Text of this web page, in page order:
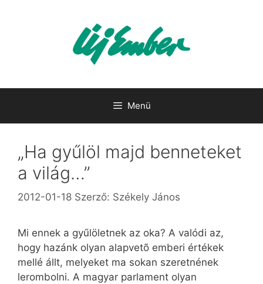
Menü
„Ha gyűlöl majd benneteket
a világ…”
2012-01-18 Szerző: Székely János
Mi ennek a gyűlöletnek az oka? A valódi az,
hogy hazánk olyan alapvetõ emberi értékek
mellé állt, melyeket ma sokan szeretnének
lerombolni. A magyar parlament olyan